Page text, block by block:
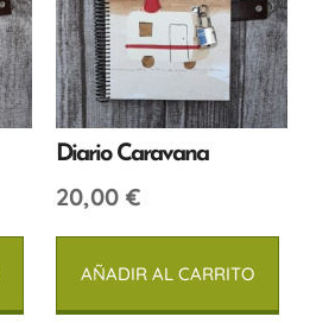
Diario Caravana
20,00 €
AÑADIR AL CARRITO